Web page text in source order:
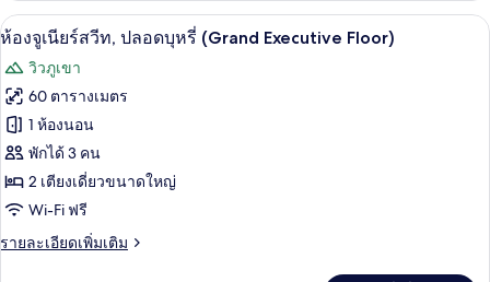
บุหรี่
กับ
ห้อง
มิ
ลี่
สวี
ท,
ปลอด
บุหรี่
เปิด
ภาพถ่าย
ทั้งหมด
ของ
ห้อง
จู
เนียร์
สวีท,
ห้องจูเนียร์สวีท, ปลอดบุหรี่ (Grand
11
ห้องจูเนียร์สวีท, ปลอดบุหรี่ (Grand Executive Floor)
วิวภูเขา
60 ตารางเมตร
1 ห้องนอน
พักได้ 3 คน
2 เตียงเดี่ยวขนาดใหญ่
Wi-Fi ฟรี
รายละเอียดเพิ่มเติม
ราย